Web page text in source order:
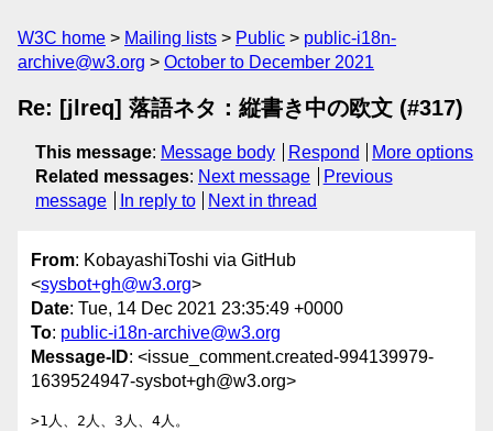
W3C home Mailing lists Public
public-i18n-
archive@w3.org
October to December 2021
Re: [jlreq] 落語ネタ：縦書き中の欧文 (#317)
This message: Message body Respond
More options
Related messages: Next message
Previous
message
In reply to Next in thread
From: KobayashiToshi via GitHub
<sysbot+gh@w3.org>
Date: Tue, 14 Dec 2021 23:35:49 +0000
To: public-i18n-archive@w3.org
Message-ID: <issue_comment.created-994139979-
1639524947-sysbot+gh@w3.org>
>1人、2人、3人、4人。